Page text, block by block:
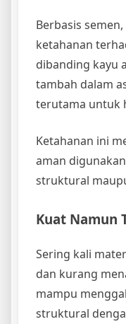
Berbasis
ketahanan
dibanding kayu
tambah dalam
terutama untuk
Ketahanan ini
aman
struktural
Kuat Namun
Sering kali
dan kurang
mampu
struktural